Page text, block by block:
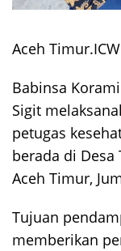
Aceh
Babinsa
Sigit
petugas
berada di Desa
Aceh Timur,
Tujuan
memberikan